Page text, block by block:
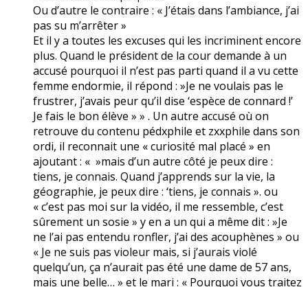
Ou d’autre le contraire : « J’étais dans l’ambiance, j’ai
pas su m’arrêter »
Et il y a toutes les excuses qui les incriminent encore
plus. Quand le président de la cour demande à un
accusé pourquoi il n’est pas parti quand il a vu cette
femme endormie, il répond : »Je ne voulais pas le
frustrer, j’avais peur qu’il dise ‘espèce de connard !’
Je fais le bon élève » » . Un autre accusé où on
retrouve du contenu pédxphile et zxxphile dans son
ordi, il reconnait une « curiosité mal placé » en
ajoutant : « »mais d’un autre côté je peux dire :
tiens, je connais. Quand j’apprends sur la vie, la
géographie, je peux dire : ‘tiens, je connais ». ou
« c’est pas moi sur la vidéo, il me ressemble, c’est
sûrement un sosie » y en a un qui a même dit : »Je
ne l’ai pas entendu ronfler, j’ai des acouphènes » ou
« Je ne suis pas violeur mais, si j’aurais violé
quelqu’un, ça n’aurait pas été une dame de 57 ans,
mais une belle… » et le mari : « Pourquoi vous traitez